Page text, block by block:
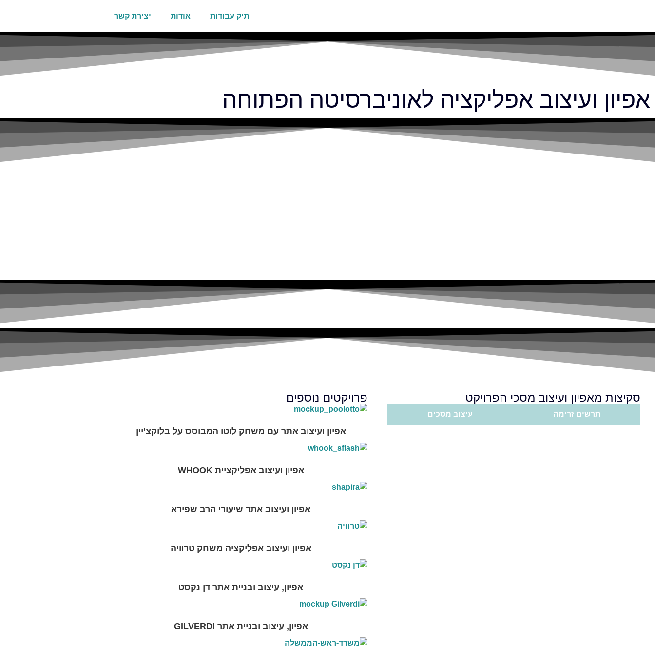
תיק עבודות
אודות יצירת קשר
אפיון ועיצוב אפליקציה לאוניברסיטה הפתוחה
סקיצות מאפיון ועיצוב מסכי הפרויקט
תרשים זרימה עיצוב מסכים
פרויקטים נוספים
אפיון ועיצוב אתר עם משחק לוטו המבוסס על בלוקצ’יין
אפיון ועיצוב אפליקציית WHOOK
אפיון ועיצוב אתר שיעורי הרב שפירא
אפיון ועיצוב אפליקציה משחק טרוויה
אפיון, עיצוב ובניית אתר דן נקסט
אפיון, עיצוב ובניית אתר GILVERDI